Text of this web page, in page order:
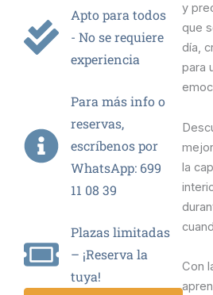
Apto para todos
- No se requiere
experiencia
Para más info o
reservas,
escríbenos por
WhatsApp: 699
11 08 39
Plazas limitadas
– ¡Reserva la
tuya!
y
que
día,
para
la
Con